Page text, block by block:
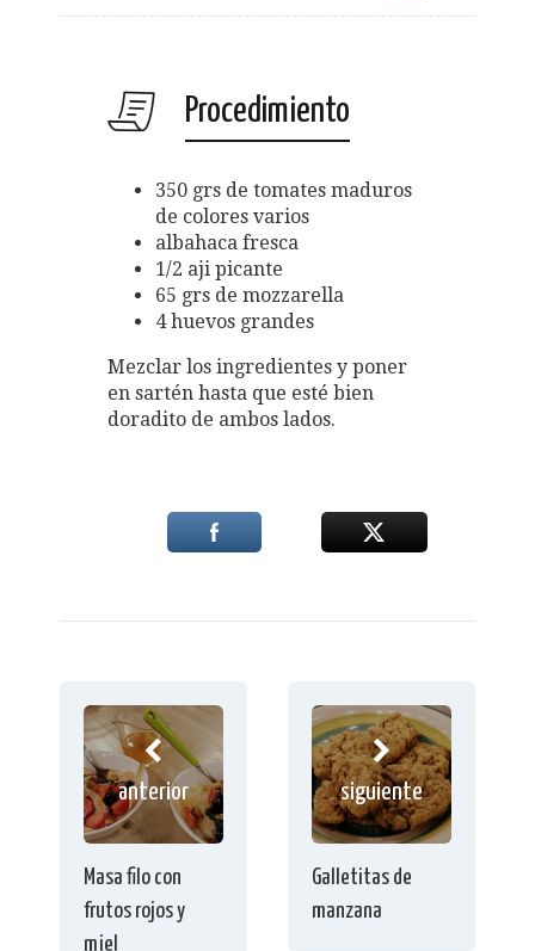
Procedimiento
350 grs de tomates maduros
de colores varios
albahaca fresca
1/2 aji picante
65 grs de mozzarella
4 huevos grandes
Mezclar los ingredientes y poner
en sartén hasta que esté bien
doradito de ambos lados.
anterior
Masa filo con
frutos rojos y
miel
siguiente
Galletitas de
manzana